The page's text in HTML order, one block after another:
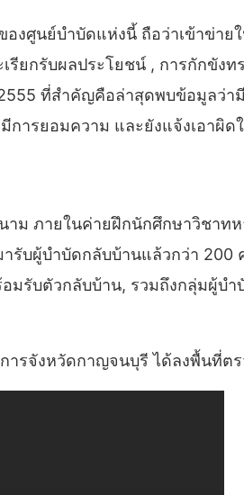
งศูนย์บำบัดแห่งนี้ ถือว่าเข้าข่า
เรียกรับผลประโยชน์ , การกักขั
ที่สำคัญคือล่าสุดพบข้อมูลว่
การยอมความ และยังแจ้งเอาผิ
าม ภายในค่ายฝึกนักศึกษาวิชา
ารับผู้บำบัดกลับบ้านแล้วกว่า
มรับตัวกลับบ้าน, รวมถึงกลุ่มผู้บ
ารจังหวัดกาญจนบุรี ได้ลงพื้นที่